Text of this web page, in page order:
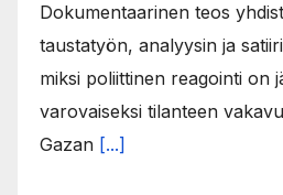
Dokumentaarinen teos
taustatyön, analyysin ja
miksi poliittinen reagointi on
varovaiseksi tilanteen
Gazan [...]